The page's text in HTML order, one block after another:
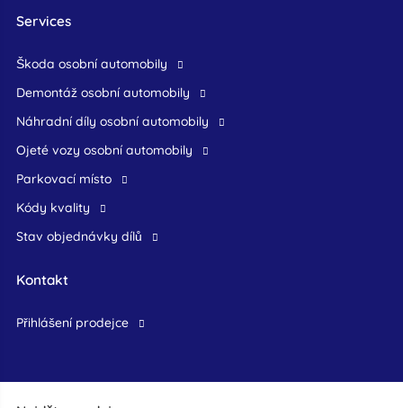
Services
škoda osobní automobily
demontáž osobní automobily
náhradní díly osobní automobily
ojeté vozy osobní automobily
Parkovací místo
Kódy kvality
Stav objednávky dílů
Kontakt
přihlášení prodejce